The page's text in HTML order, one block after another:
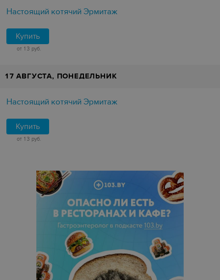
Настоящий котячий Эрмитаж
Купить
от 13 руб.
17 АВГУСТА, ПОНЕДЕЛЬНИК
Настоящий котячий Эрмитаж
Купить
от 13 руб.